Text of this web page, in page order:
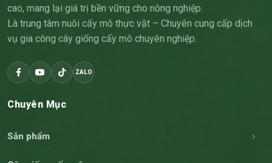
cao, mang lại giá trị bền vững cho nông nghiệp.
Là trung tâm nuôi cấy mô thực vật – Chuyên cung cấp dịch
vụ gia công cây giống cấy mô chuyên nghiệp.
ZALO
Chuyên Mục
Sản phẩm